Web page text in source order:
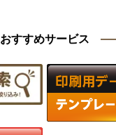
おすすめサービス